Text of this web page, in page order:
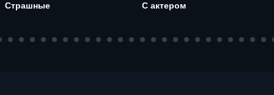
Страшные С актером